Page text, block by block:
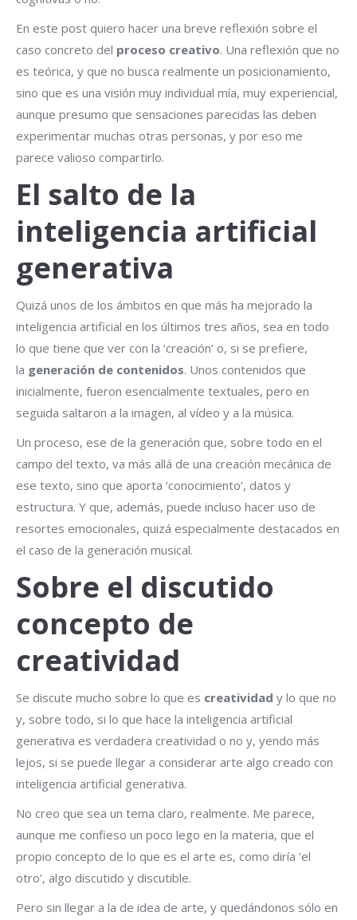
En este post quiero hacer una breve reflexión sobre el
caso concreto del proceso creativo. Una reflexión que no
es teórica, y que no busca realmente un posicionamiento,
sino que es una visión muy individual mía, muy experiencial,
aunque presumo que sensaciones parecidas las deben
experimentar muchas otras personas, y por eso me
parece valioso compartirlo.
El salto de la
inteligencia artificial
generativa
Quizá unos de los ámbitos en que más ha mejorado la
inteligencia artificial en los últimos tres años, sea en todo
lo que tiene que ver con la ‘creación’ o, si se prefiere,
la generación de contenidos. Unos contenidos que
inicialmente, fueron esencialmente textuales, pero en
seguida saltaron a la imagen, al vídeo y a la música.
Un proceso, ese de la generación que, sobre todo en el
campo del texto, va más allá de una creación mecánica de
ese texto, sino que aporta ‘conocimiento’, datos y
estructura. Y que, además, puede incluso hacer uso de
resortes emocionales, quizá especialmente destacados en
el caso de la generación musical.
Sobre el discutido
concepto de
creatividad
Se discute mucho sobre lo que es creatividad y lo que no
y, sobre todo, si lo que hace la inteligencia artificial
generativa es verdadera creatividad o no y, yendo más
lejos, si se puede llegar a considerar arte algo creado con
inteligencia artificial generativa.
No creo que sea un tema claro, realmente. Me parece,
aunque me confieso un poco lego en la materia, que el
propio concepto de lo que es el arte es, como diría ‘el
otro’, algo discutido y discutible.
Pero sin llegar a la de idea de arte, y quedándonos sólo en